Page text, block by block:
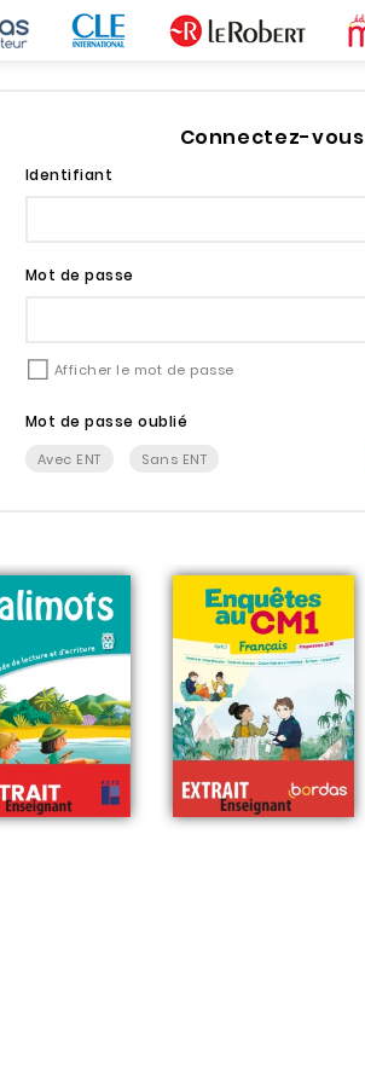
Connectez-vous
Identifiant
Mot de passe
Afficher le mot de passe
Mot de passe oublié
Avec ENT Sans ENT